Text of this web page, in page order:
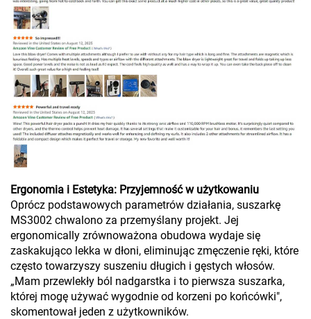
Ergonomia i Estetyka: Przyjemność w użytkowaniu
Oprócz podstawowych parametrów działania, suszarkę
MS3002 chwalono za przemyślany projekt. Jej
ergonomically zrównoważona obudowa wydaje się
zaskakująco lekka w dłoni, eliminując zmęczenie ręki, które
często towarzyszy suszeniu długich i gęstych włosów.
„Mam przewlekły ból nadgarstka i to pierwsza suszarka,
której mogę używać wygodnie od korzeni po końcówki",
skomentował jeden z użytkowników.